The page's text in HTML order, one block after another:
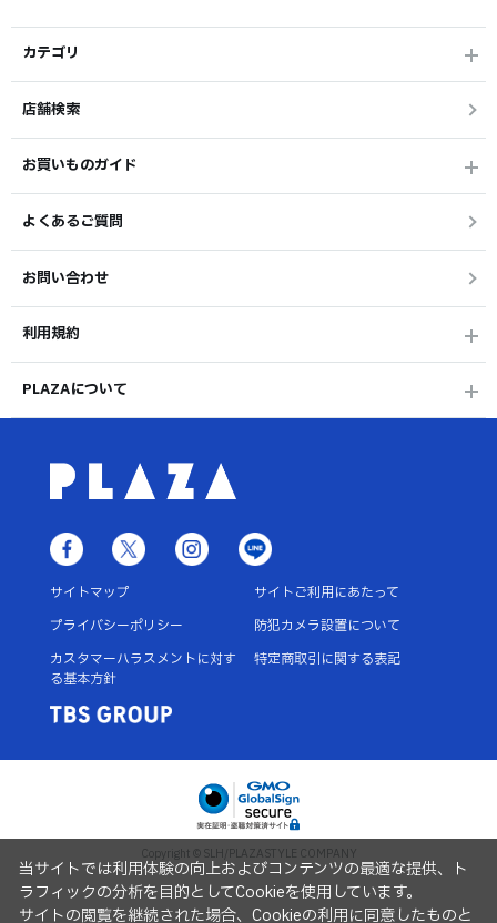
カテゴリ
店舗検索
お買いものガイド
よくあるご質問
お問い合わせ
利用規約
PLAZAについて
サイトマップ
サイトご利用にあたって
プライバシーポリシー
防犯カメラ設置について
カスタマーハラスメントに対す
る基本方針
特定商取引に関する表記
Copyright © SLH/PLAZASTYLE COMPANY
当サイトでは利用体験の向上およびコンテンツの最適な提供、ト
ラフィックの分析を目的としてCookieを使用しています。
サイトの閲覧を継続された場合、Cookieの利用に同意したものと